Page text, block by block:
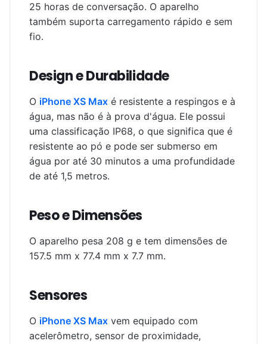
25 horas de conversação. O aparelho
também suporta carregamento rápido e sem
fio.
Design e Durabilidade
O iPhone XS Max é resistente a respingos e à
água, mas não é à prova d'água. Ele possui
uma classificação IP68, o que significa que é
resistente ao pó e pode ser submerso em
água por até 30 minutos a uma profundidade
de até 1,5 metros.
Peso e Dimensões
O aparelho pesa 208 g e tem dimensões de
157.5 mm x 77.4 mm x 7.7 mm.
Sensores
O iPhone XS Max vem equipado com
acelerômetro, sensor de proximidade,